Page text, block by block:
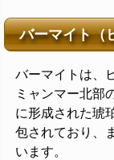
バーマイト（
バーマイトは、
ミャンマー北部
に形成された琥
包されており、
います。